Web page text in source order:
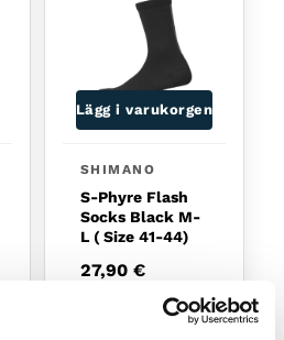
Lägg i varukorgen
SHIMANO
S-Phyre Flash
Socks Black M-
L ( Size 41-44)
27,90 €